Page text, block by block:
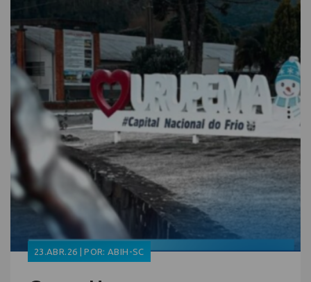
23.ABR.26 | POR: ABIH-SC